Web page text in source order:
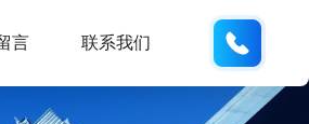
言 联系我们